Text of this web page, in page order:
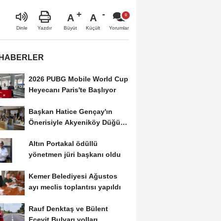
Dinle Yazdır
A
Büyüt
A
Küçült Yorumlar
2026 PUBG Mobile World Cup
Heyecanı Paris'te Başlıyor
Başkan Hatice Gençay'ın
Önerisiyle Akyeniköy Düğün
Altın Portakal ödüllü
yönetmen jüri başkanı oldu
Kemer Belediyesi Ağustos
ayı meclis toplantısı yapıldı
Rauf Denktaş ve Bülent